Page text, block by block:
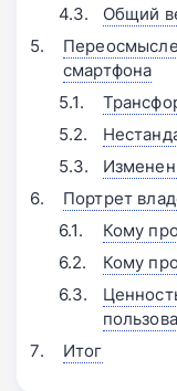
Общий
смартфона
Портрет
Кому
Кому
Итог